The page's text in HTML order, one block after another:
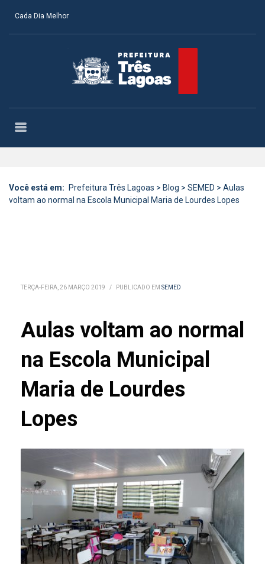
Cada Dia Melhor
Você está em: Prefeitura Três Lagoas > Blog > SEMED > Aulas
voltam ao normal na Escola Municipal Maria de Lourdes Lopes
TERÇA-FEIRA, 26 MARÇO 2019 / PUBLICADO EM SEMED
Aulas voltam ao normal
na Escola Municipal
Maria de Lourdes
Lopes